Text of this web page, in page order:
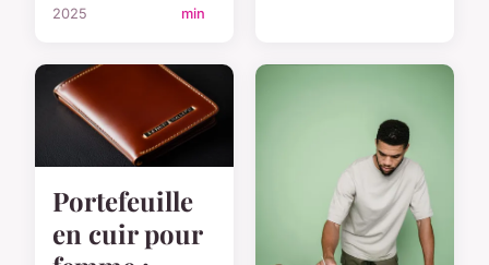
2025
min
Portefeuille
en cuir pour